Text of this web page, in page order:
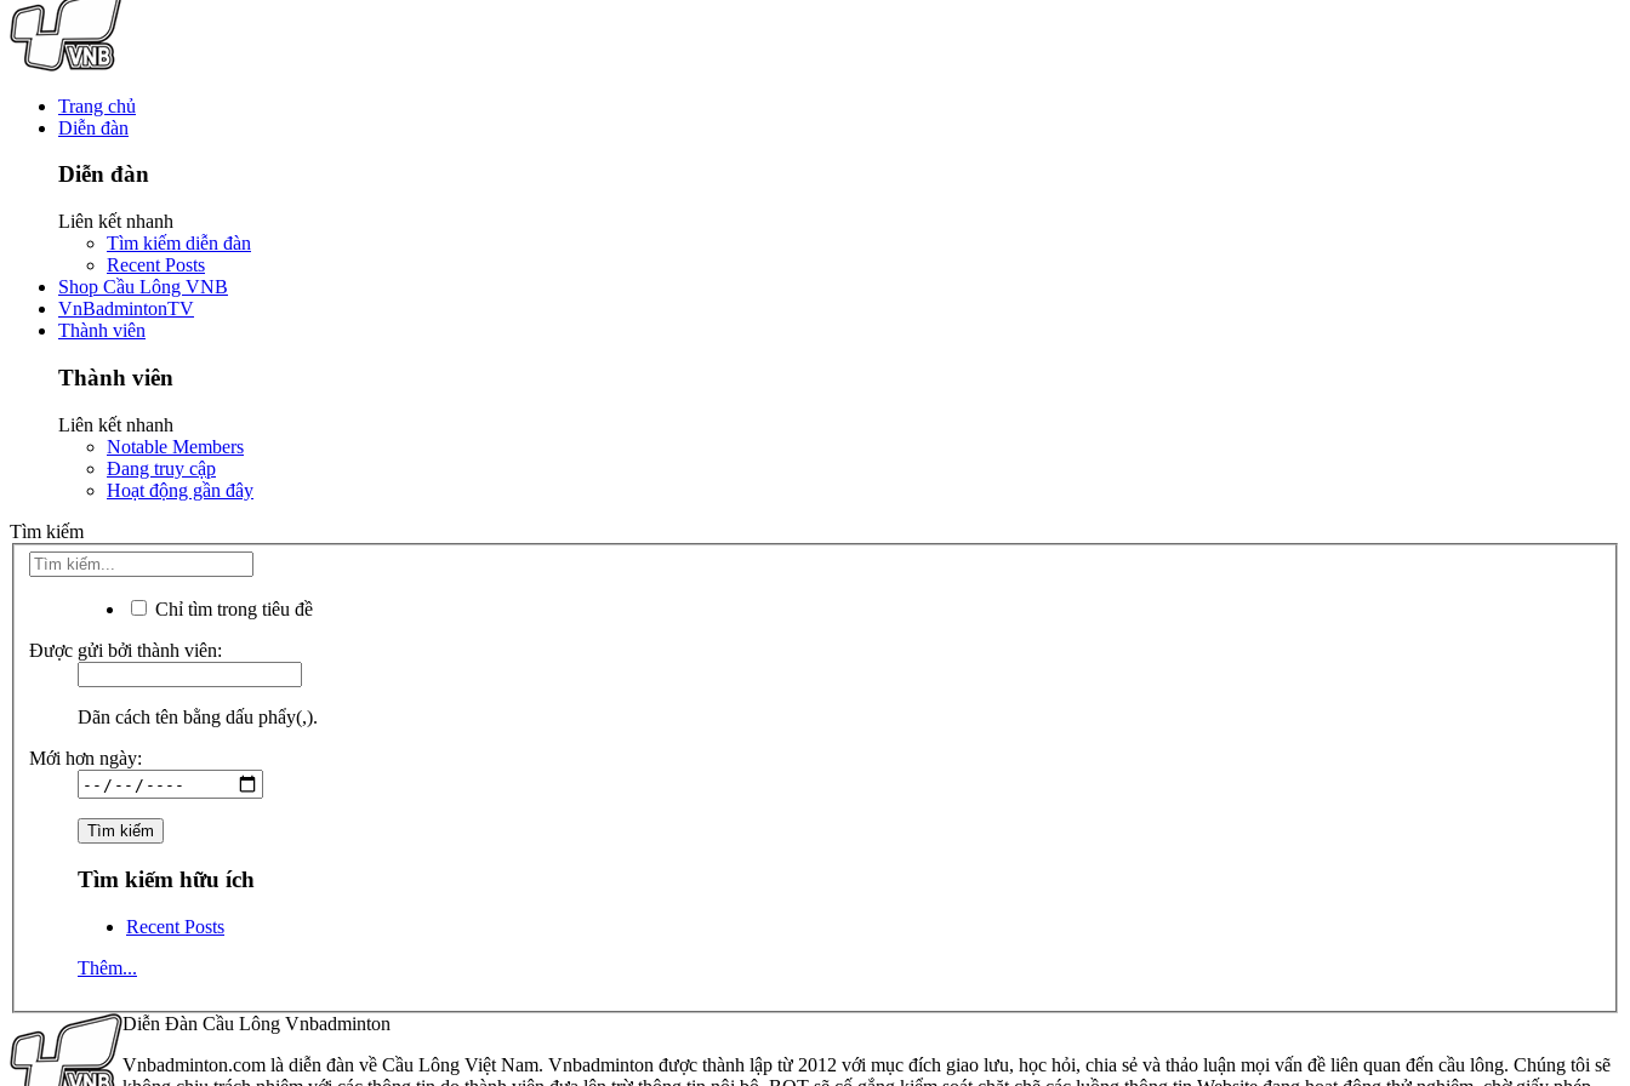
Trang chủ
Diễn đàn
Diễn đàn
Liên kết nhanh
Tìm kiếm diễn đàn
Recent Posts
Shop Cầu Lông VNB
VnBadmintonTV
Thành viên
Thành viên
Liên kết nhanh
Notable Members
Đang truy cập
Hoạt động gần đây
Tìm kiếm
Chỉ tìm trong tiêu đề
Được gửi bởi thành viên:
Dãn cách tên bằng dấu phẩy(,).
Mới hơn ngày:
Tìm kiếm hữu ích
Recent Posts
Thêm...
Diễn Đàn Cầu Lông Vnbadminton
Vnbadminton.com là diễn đàn về Cầu Lông Việt Nam. Vnbadminton được thành lập từ 2012 với mục đích giao lưu, học hỏi, chia sẻ và thảo luận mọi vấn đề liên quan đến cầu lông. Chúng tôi sẽ